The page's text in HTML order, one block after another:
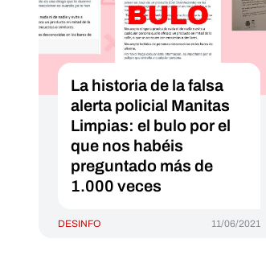
La historia de la falsa
alerta policial Manitas
Limpias: el bulo por el
que nos habéis
preguntado más de
1.000 veces
DESINFO 11/06/2021